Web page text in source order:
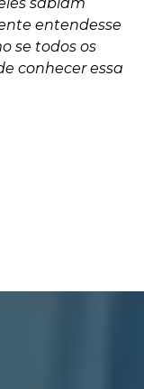
entendesse
se todos os
conhecer essa